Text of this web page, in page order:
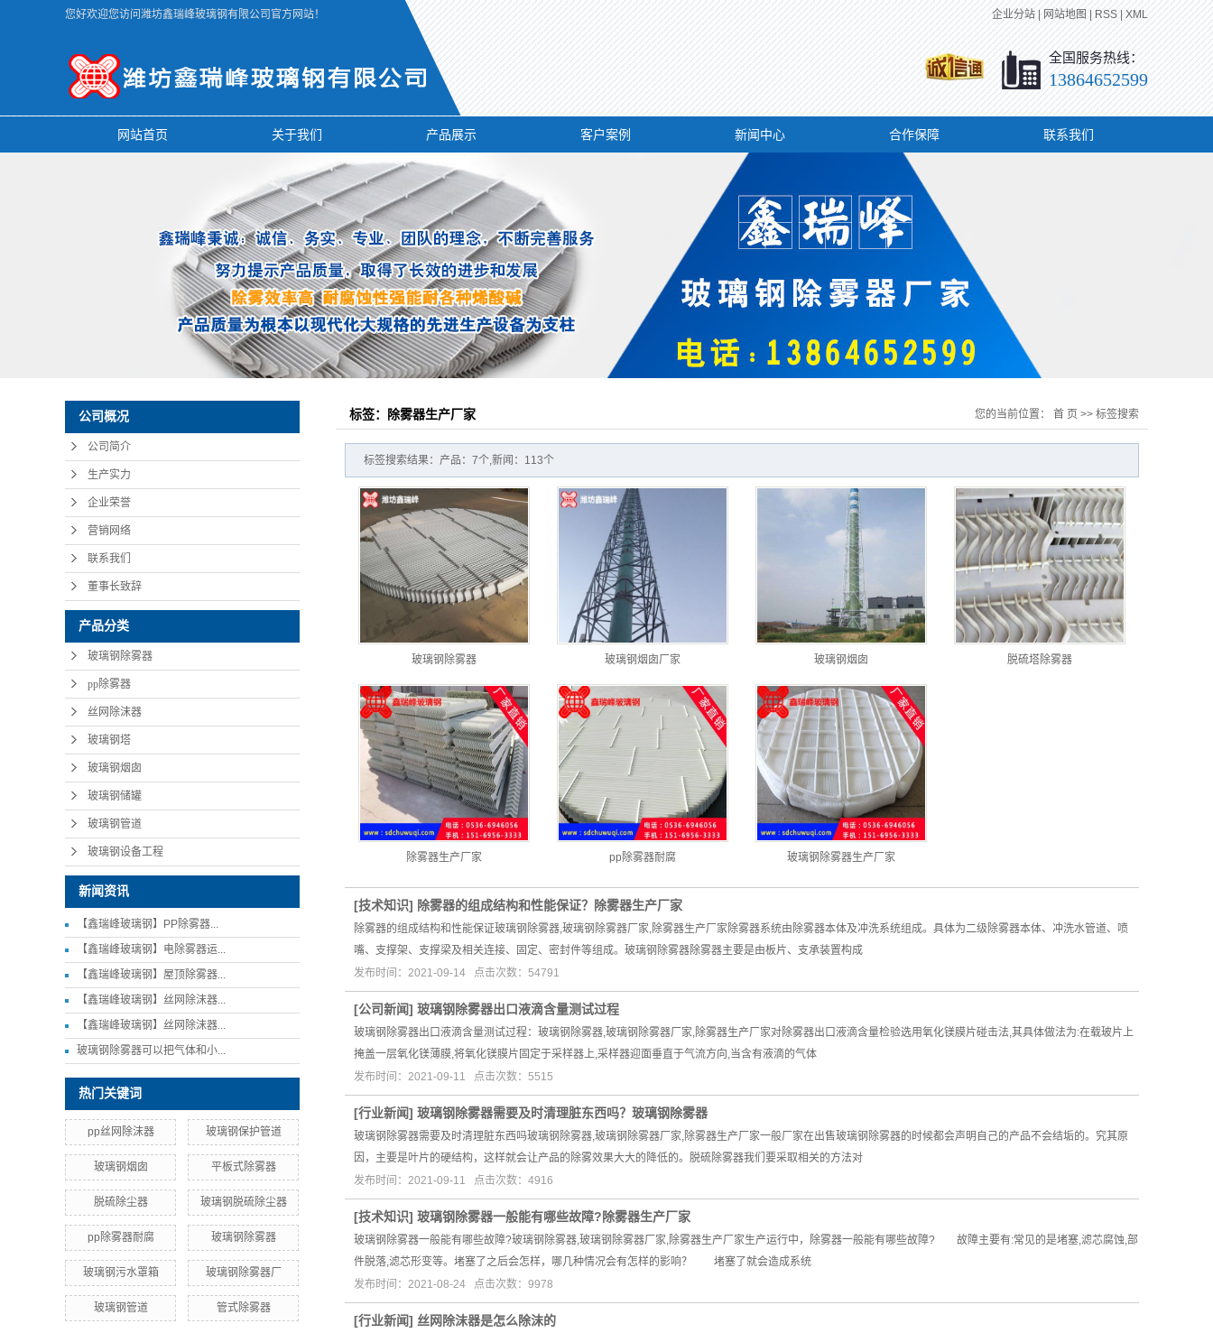
您好欢迎您访问潍坊鑫瑞峰玻璃钢有限公司官方网站！ 企业分站 网站地图 RSS XML
全国服务热线：
13864652599
网站首页 关于我们 产品展示 客户案例 新闻中心 合作保障 联系我们
公司概况
公司简介
生产实力
企业荣誉
营销网络
联系我们
董事长致辞
产品分类
玻璃钢除雾器
pp除雾器
丝网除沫器
玻璃钢塔
玻璃钢烟囱
玻璃钢储罐
玻璃钢管道
玻璃钢设备工程
新闻资讯
【鑫瑞峰玻璃钢】PP除雾器...
【鑫瑞峰玻璃钢】电除雾器运...
【鑫瑞峰玻璃钢】屋顶除雾器...
【鑫瑞峰玻璃钢】丝网除沫器...
【鑫瑞峰玻璃钢】丝网除沫器...
玻璃钢除雾器可以把气体和小...
热门关键词
pp丝网除沫器 玻璃钢保护管道
玻璃钢烟囱 平板式除雾器
脱硫除尘器 玻璃钢脱硫除尘器
pp除雾器耐腐 玻璃钢除雾器
玻璃钢污水罩箱 玻璃钢除雾器厂
玻璃钢管道 管式除雾器
标签：除雾器生产厂家 您的当前位置： 首 页 >> 标签搜索
标签搜索结果：产品：7个,新闻：113个
玻璃钢除雾器 玻璃钢烟囱厂家 玻璃钢烟囱 脱硫塔除雾器
除雾器生产厂家 pp除雾器耐腐 玻璃钢除雾器生产厂家
[技术知识] 除雾器的组成结构和性能保证？除雾器生产厂家
除雾器的组成结构和性能保证玻璃钢除雾器,玻璃钢除雾器厂家,除雾器生产厂家除雾器系统由除雾器本体及冲洗系统组成。具体为二级除雾器本体、冲洗水管道、喷
嘴、支撑架、支撑梁及相关连接、固定、密封件等组成。玻璃钢除雾器除雾器主要是由板片、支承装置构成
发布时间：2021-09-14 点击次数：54791
[公司新闻] 玻璃钢除雾器出口液滴含量测试过程
玻璃钢除雾器出口液滴含量测试过程：玻璃钢除雾器,玻璃钢除雾器厂家,除雾器生产厂家对除雾器出口液滴含量检验选用氧化镁膜片碰击法,其具体做法为:在载玻片上
掩盖一层氧化镁薄膜,将氧化镁膜片固定于采样器上,采样器迎面垂直于气流方向,当含有液滴的气体
发布时间：2021-09-11 点击次数：5515
[行业新闻] 玻璃钢除雾器需要及时清理脏东西吗？玻璃钢除雾器
玻璃钢除雾器需要及时清理脏东西吗玻璃钢除雾器,玻璃钢除雾器厂家,除雾器生产厂家一般厂家在出售玻璃钢除雾器的时候都会声明自己的产品不会结垢的。究其原
因，主要是叶片的硬结构，这样就会让产品的除雾效果大大的降低的。脱硫除雾器我们要采取相关的方法对
发布时间：2021-09-11 点击次数：4916
[技术知识] 玻璃钢除雾器一般能有哪些故障?除雾器生产厂家
玻璃钢除雾器一般能有哪些故障?玻璃钢除雾器,玻璃钢除雾器厂家,除雾器生产厂家生产运行中，除雾器一般能有哪些故障? 故障主要有:常见的是堵塞,滤芯腐蚀,部
件脱落,滤芯形变等。堵塞了之后会怎样，哪几种情况会有怎样的影响？ 堵塞了就会造成系统
发布时间：2021-08-24 点击次数：9978
[行业新闻] 丝网除沫器是怎么除沫的